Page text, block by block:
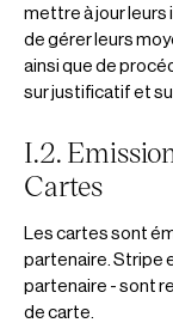
mettre à jour leurs
de gérer leurs
ainsi que de
sur justificatif et
I.2.
Cartes
Les cartes sont
partenaire. Stripe
partenaire - sont
de carte.